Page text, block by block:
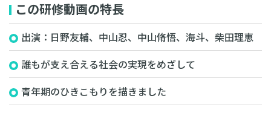
この研修動画の特長
出演：日野友輔、中山忍、中山脩悟、海斗、柴田理恵
誰もが支え合える社会の実現をめざして
青年期のひきこもりを描きました